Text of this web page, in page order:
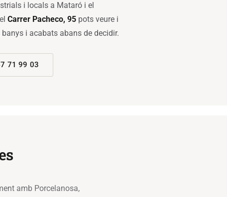
i locals a Mataró i el
Carrer Pacheco, 95 pots veure i
i acabats abans de decidir.
71 99 03
amb Porcelanosa,